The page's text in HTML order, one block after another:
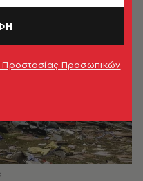
Προστασίας Προσωπικών